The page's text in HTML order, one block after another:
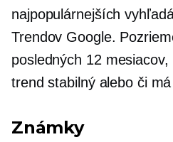
najpopulárnejších
Trendov Google.
posledných 12
trend stabilný alebo či
Známky